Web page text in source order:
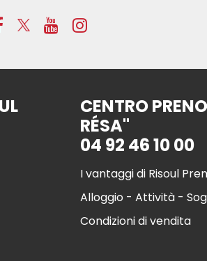
CENTRO
RÉSA"
04 92 46 10 00
I vantaggi di Risoul
Alloggio - Attività -
Condizioni di vendita